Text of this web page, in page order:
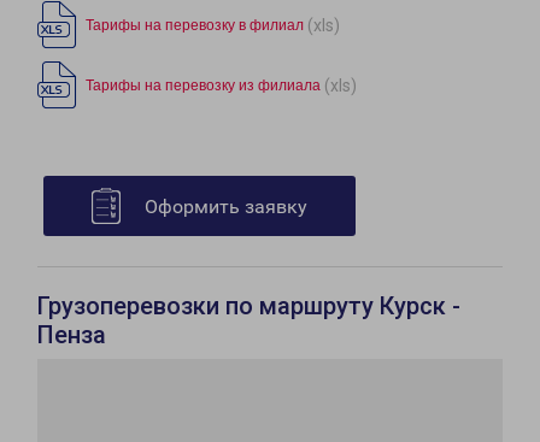
Тарифы на перевозку в филиал (xls)
Тарифы на перевозку из филиала (xls)
Оформить заявку
Грузоперевозки по маршруту Курск -
Пенза